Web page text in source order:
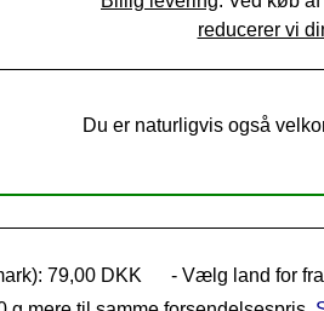
reducerer vi
Du er naturligvis også
79,00 DKK
- Vælg land for